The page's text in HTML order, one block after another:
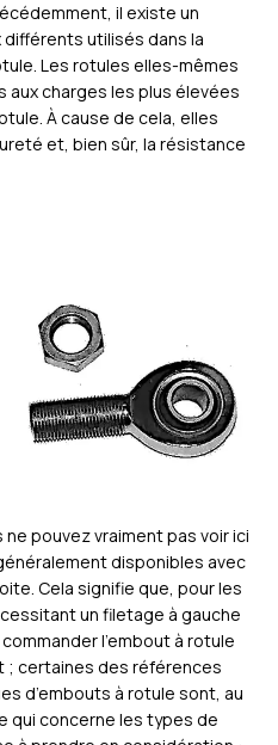
il existe un
utilisés dans la
Les rotules elles-mêmes
charges les plus élevées
À cause de cela, elles
et, bien sûr, la résistance
pouvez vraiment pas voir ici
disponibles avec
Cela signifie que, pour les
un filetage à gauche
l’embout à rotule
; certaines des références
d’embouts à rotule sont, au
qui concerne les types de